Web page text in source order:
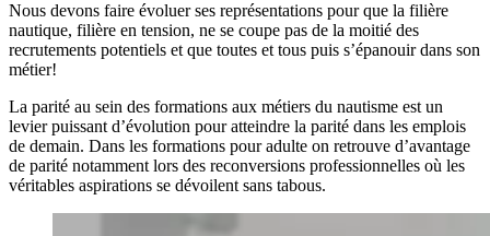
Nous devons faire évoluer ses représentations pour que la filière
nautique, filière en tension, ne se coupe pas de la moitié des
recrutements potentiels et que toutes et tous puis s’épanouir dans son
métier!
La parité au sein des formations aux métiers du nautisme est un
levier puissant d’évolution pour atteindre la parité dans les emplois
de demain. Dans les formations pour adulte on retrouve d’avantage
de parité notamment lors des reconversions professionnelles où les
véritables aspirations se dévoilent sans tabous.